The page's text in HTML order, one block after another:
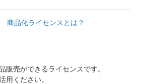
商品化ライセンスとは？
販売ができるライセンスです。
用ください。